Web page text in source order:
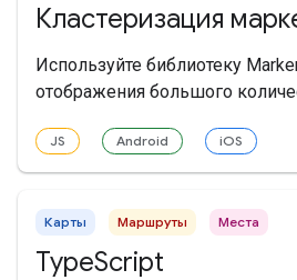
Кластеризация
Используйте библиотеку
отображения большого
JS Android iOS
Карты Маршруты Места
TypeScript